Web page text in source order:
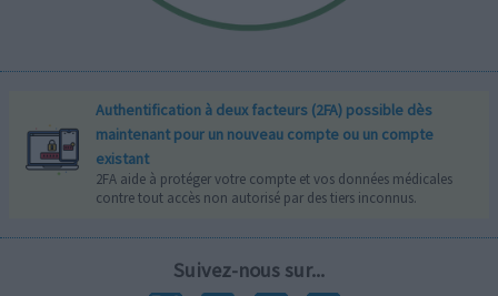
Authentification à deux facteurs (2FA) possible dès
maintenant pour un nouveau compte ou un compte
existant
2FA aide à protéger votre compte et vos données médicales
contre tout accès non autorisé par des tiers inconnus.
Suivez-nous sur...